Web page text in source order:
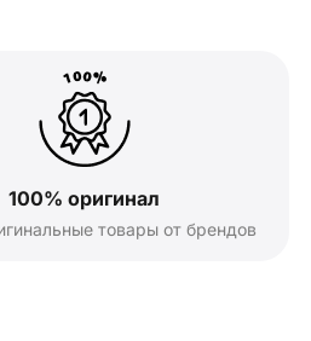
100% оригинал
товары от брендов